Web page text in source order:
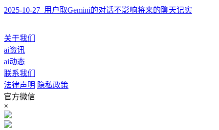
2025-10-27 用户取Gemini的对话不影响将来的聊天记实
关于我们
ai资讯
ai动态
联系我们
法律声明 隐私政策
官方微信
×